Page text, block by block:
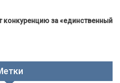
конкуренцию за «единственный